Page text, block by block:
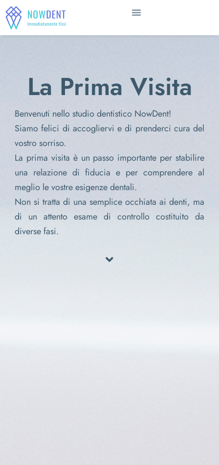
La Prima Visita
Benvenuti nello studio dentistico NowDent!
Siamo felici di accogliervi e di prenderci cura del
vostro sorriso.
La prima visita è un passo importante per stabilire
una relazione di fiducia e per comprendere al
meglio le vostre esigenze dentali.
Non si tratta di una semplice occhiata ai denti, ma
di un attento esame di controllo costituito da
diverse fasi.